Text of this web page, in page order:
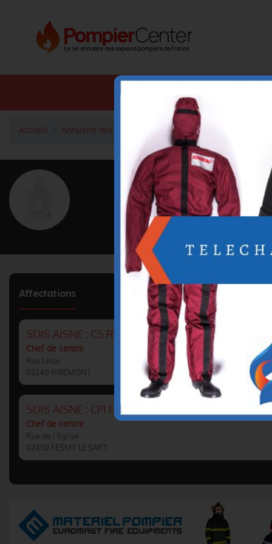
Accueil Annuaire des pompiers Adjudant-Chef FRUCHART
< Retour à la liste des pompiers
Grade : Adjudant-Chef
Affectations
SDIS AISNE : CS RIBEMONT
Chef de centre
Rue Lesur
02240 RIBEMONT
SDIS AISNE : CPI FESMY LE SART
Chef de centre
Rue de l'Eglise
02450 FESMY LE SART